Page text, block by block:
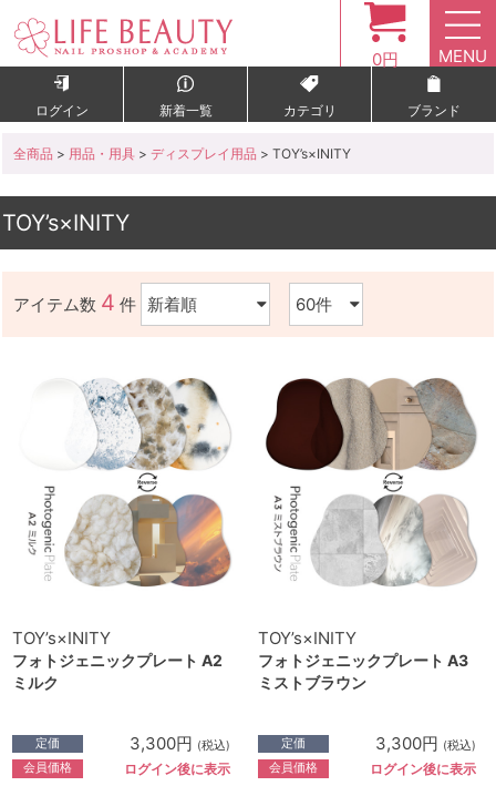
0円 MENU
ログイン 新着一覧 カテゴリ ブランド
全商品 > 用品・用具 > ディスプレイ用品 > TOY’s×INITY
TOY’s×INITY
アイテム数 4 件
TOY’s×INITY
フォトジェニックプレート A2
ミルク
定価 3,300円 (税込)
会員価格 ログイン後に表示
TOY’s×INITY
フォトジェニックプレート A3
ミストブラウン
定価 3,300円 (税込)
会員価格 ログイン後に表示